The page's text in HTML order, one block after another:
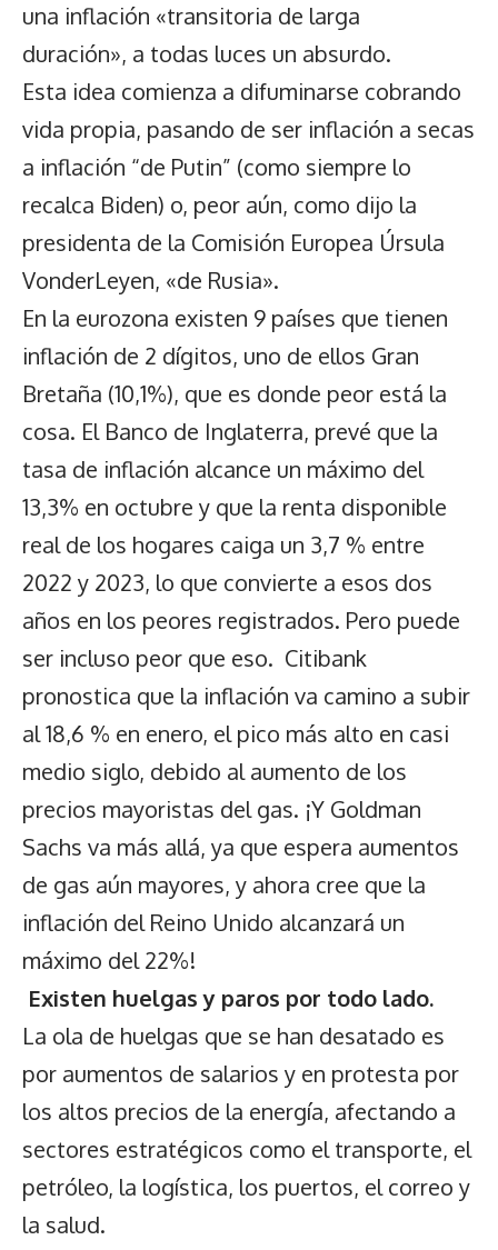
una inflación «transitoria de larga
duración», a todas luces un absurdo.
Esta idea comienza a difuminarse cobrando
vida propia, pasando de ser inflación a secas
a inflación “de Putin” (como siempre lo
recalca Biden) o, peor aún, como dijo la
presidenta de la Comisión Europea Úrsula
VonderLeyen, «de Rusia».
En la eurozona existen 9 países que tienen
inflación de 2 dígitos, uno de ellos Gran
Bretaña (10,1%), que es donde peor está la
cosa. El Banco de Inglaterra, prevé que la
tasa de inflación alcance un máximo del
13,3% en octubre y que la renta disponible
real de los hogares caiga un 3,7 % entre
2022 y 2023, lo que convierte a esos dos
años en los peores registrados. Pero puede
ser incluso peor que eso. Citibank
pronostica que la inflación va camino a subir
al 18,6 % en enero, el pico más alto en casi
medio siglo, debido al aumento de los
precios mayoristas del gas. ¡Y Goldman
Sachs va más allá, ya que espera aumentos
de gas aún mayores, y ahora cree que la
inflación del Reino Unido alcanzará un
máximo del 22%!
Existen huelgas y paros por todo lado.
La ola de huelgas que se han desatado es
por aumentos de salarios y en protesta por
los altos precios de la energía, afectando a
sectores estratégicos como el transporte, el
petróleo, la logística, los puertos, el correo y
la salud.